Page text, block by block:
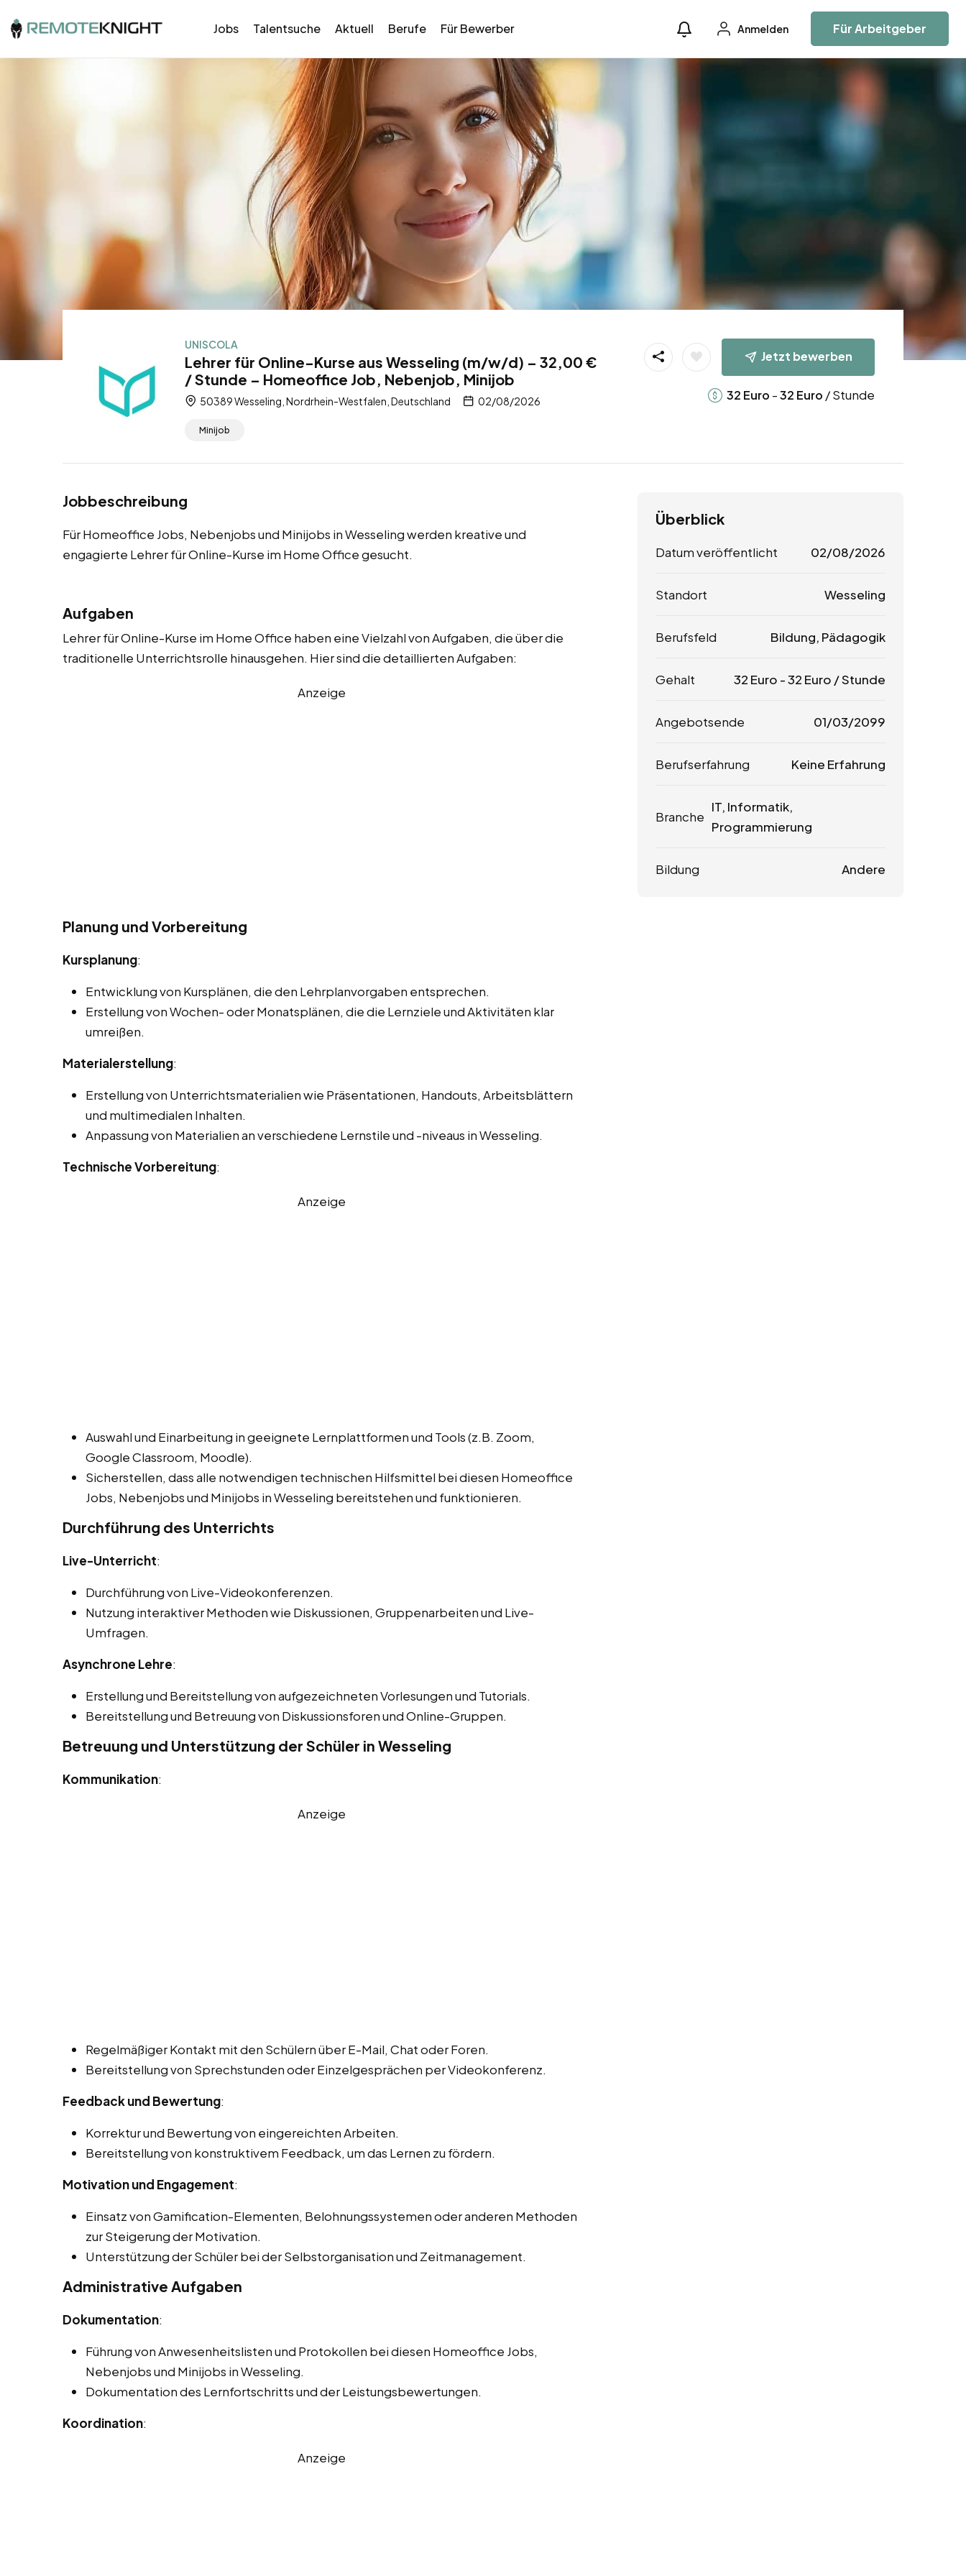
Jobs Talentsuche Aktuell Berufe Für Bewerber Anmelden Für Arbeitgeber
UNISCOLA
Lehrer für Online-Kurse aus Wesseling (m/w/d) – 32,00 €
/ Stunde – Homeoffice Job, Nebenjob, Minijob
50389 Wesseling, Nordrhein-Westfalen, Deutschland 02/08/2026
Minijob
Jetzt bewerben
32 Euro -32 Euro / Stunde
Jobbeschreibung
Für Homeoffice Jobs, Nebenjobs und Minijobs in Wesseling werden kreative und
engagierte Lehrer für Online-Kurse im Home Office gesucht.
Aufgaben
Lehrer für Online-Kurse im Home Office haben eine Vielzahl von Aufgaben, die über die
traditionelle Unterrichtsrolle hinausgehen. Hier sind die detaillierten Aufgaben:
Anzeige
Planung und Vorbereitung
Kursplanung:
Entwicklung von Kursplänen, die den Lehrplanvorgaben entsprechen.
Erstellung von Wochen- oder Monatsplänen, die die Lernziele und Aktivitäten klar
umreißen.
Materialerstellung:
Erstellung von Unterrichtsmaterialien wie Präsentationen, Handouts, Arbeitsblättern
und multimedialen Inhalten.
Anpassung von Materialien an verschiedene Lernstile und -niveaus in Wesseling.
Technische Vorbereitung:
Anzeige
Auswahl und Einarbeitung in geeignete Lernplattformen und Tools (z.B. Zoom,
Google Classroom, Moodle).
Sicherstellen, dass alle notwendigen technischen Hilfsmittel bei diesen Homeoffice
Jobs, Nebenjobs und Minijobs in Wesseling bereitstehen und funktionieren.
Durchführung des Unterrichts
Live-Unterricht:
Durchführung von Live-Videokonferenzen.
Nutzung interaktiver Methoden wie Diskussionen, Gruppenarbeiten und Live-
Umfragen.
Asynchrone Lehre:
Erstellung und Bereitstellung von aufgezeichneten Vorlesungen und Tutorials.
Bereitstellung und Betreuung von Diskussionsforen und Online-Gruppen.
Betreuung und Unterstützung der Schüler in Wesseling
Kommunikation:
Anzeige
Regelmäßiger Kontakt mit den Schülern über E-Mail, Chat oder Foren.
Bereitstellung von Sprechstunden oder Einzelgesprächen per Videokonferenz.
Feedback und Bewertung:
Korrektur und Bewertung von eingereichten Arbeiten.
Bereitstellung von konstruktivem Feedback, um das Lernen zu fördern.
Motivation und Engagement:
Einsatz von Gamification-Elementen, Belohnungssystemen oder anderen Methoden
zur Steigerung der Motivation.
Unterstützung der Schüler bei der Selbstorganisation und Zeitmanagement.
Administrative Aufgaben
Dokumentation:
Führung von Anwesenheitslisten und Protokollen bei diesen Homeoffice Jobs,
Nebenjobs und Minijobs in Wesseling.
Dokumentation des Lernfortschritts und der Leistungsbewertungen.
Koordination:
Anzeige
Überblick
Datum veröffentlicht 02/08/2026
Standort Wesseling
Berufsfeld Bildung, Pädagogik
Gehalt 32 Euro -32 Euro / Stunde
Angebotsende 01/03/2099
Berufserfahrung Keine Erfahrung
Branche
IT, Informatik,
Programmierung
Bildung Andere